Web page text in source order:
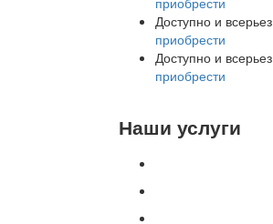
Доступно и всерьез
приобрести
Доступно и всерьез
приобрести
Наши услуги